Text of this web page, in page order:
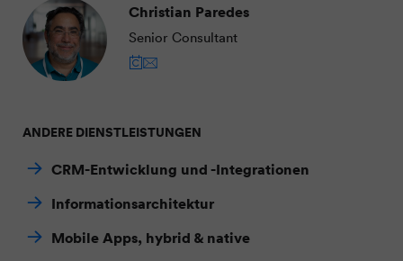
Christian Paredes
Senior Consultant
ANDERE DIENSTLEISTUNGEN
CRM-Entwicklung und -Integrationen
Informationsarchitektur
Mobile Apps, hybrid & native